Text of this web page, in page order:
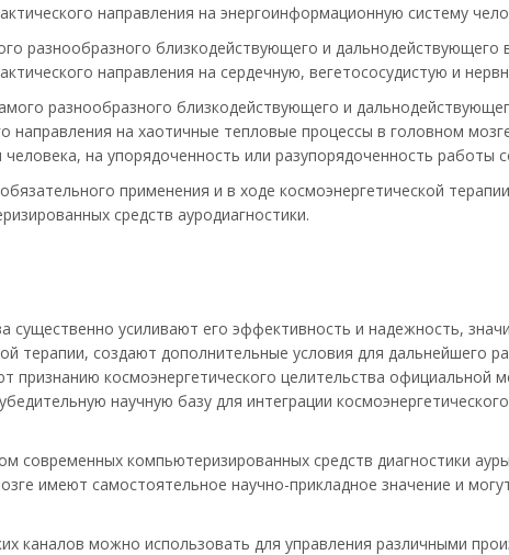
направления на энергоинформационную систему
разнообразного близкодействующего и дальнодействующего
направления на сердечную, вегетососудистую и
разнообразного близкодействующего и
направления на хаотичные тепловые процессы в головном
на упорядоченность или разупорядоченность работы
применения и в ходе космоэнергетической
средств ауродиагностики.
существенно усиливают его эффективность и надежность,
терапии, создают дополнительные условия для дальнейшего
признанию космоэнергетического целительства официальной
научную базу для интеграции
компьютеризированных средств диагностики
имеют самостоятельное научно-прикладное значение и
каналов можно использовать для управления различными